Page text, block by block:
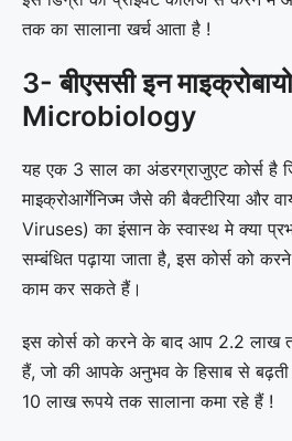
तक का सालाना खर्च आता है !
3- बीएससी इन
Microbiology
यह एक 3 साल का अंडरग्राजुएट कोर्स है
माइक्रोआर्गेनिज्म जैसे की बैक्टीरिया और
Viruses) का इंसान के स्वास्थ मे क्या
सम्बंधित पढ़ाया जाता है, इस कोर्स को
काम कर सकते हैं।
इस कोर्स को करने के बाद आप 2.2 लाख
हैं, जो की आपके अनुभव के हिसाब से
10 लाख रूपये तक सालाना कमा रहे हैं !